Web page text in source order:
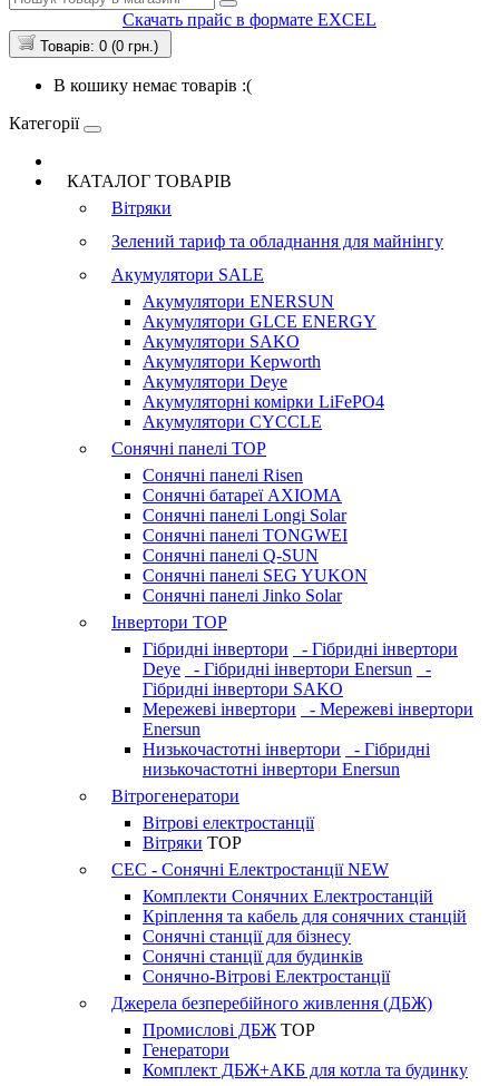
Скачать прайс в формате EXCEL
Товарів: 0 (0 грн.)
В кошику немає товарів :(
Категорії
КАТАЛОГ ТОВАРІВ
Вітряки
Зелений тариф та обладнання для майнінгу
Акумулятори SALE
Акумулятори ENERSUN
Акумулятори GLCE ENERGY
Акумулятори SAKO
Акумулятори Kepworth
Акумулятори Deye
Акумуляторні комірки LiFePO4
Акумулятори CYCCLE
Сонячні панелі TOP
Сонячні панелі Risen
Сонячні батареї AXIOMA
Сонячні панелі Longi Solar
Сонячні панелі TONGWEI
Сонячні панелі Q-SUN
Сонячні панелі SEG YUKON
Сонячні панелі Jinko Solar
Інвертори TOP
Гібридні інвертори
- Гібридні інвертори
Deye
- Гібридні інвертори Enersun
-
Гібридні інвертори SAKO
Мережеві інвертори
- Мережеві інвертори
Enersun
Низькочастотні інвертори
- Гібридні
низькочастотні інвертори Enersun
Вітрогенератори
Вітрові електростанції
Вітряки TOP
СЕС - Сонячні Електростанції NEW
Комплекти Сонячних Електростанцій
Кріплення та кабель для сонячних станцій
Сонячні станції для бізнесу
Сонячні станції для будинків
Сонячно-Вітрові Електростанції
Джерела безперебійного живлення (ДБЖ)
Промислові ДБЖ TOP
Генератори
Комплект ДБЖ+АКБ для котла та будинку